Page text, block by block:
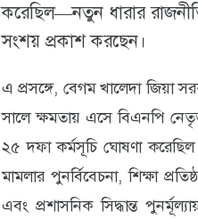
করেছিল—নতুন ধারার
সংশয় প্রকাশ করছেন।
এ প্রসঙ্গে, বেগম খালেদা জিয়া
সালে ক্ষমতায় এসে বিএনপি
২৫ দফা কর্মসূচি ঘোষণা
মামলার পুনর্বিবেচনা, শিক্ষা
এবং প্রশাসনিক সিদ্ধান্ত